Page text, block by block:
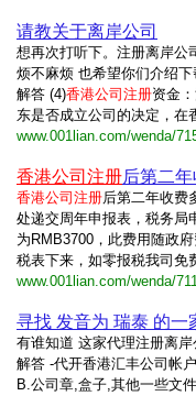
请教关于离岸公司
想再次打听下。注册离岸公
烦不麻烦 也希望你们介绍
解答 (4)香港公司注册资金
东是否成立公司的决定，
www.001lian.com/wenda/
香港公司注册后第二
香港公司注册后第二年收费
处递交周年申报表，税务局
为RMB3700，此费用随政
税表下来，如零报税我司免
www.001lian.com/wenda/
寻找 发音为 瑞泰 的一
有谁知道 这家代理注册离
解答 -代开香港汇丰公司帐
B.公司章,盒子,其他一些文